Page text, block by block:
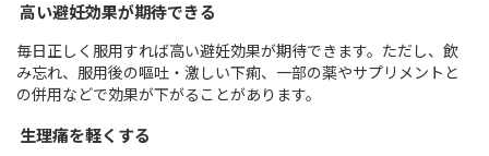
高い避妊効果が期待できる
毎日正しく服用すれば高い避妊効果が期待できます。ただし、飲
み忘れ、服用後の嘔吐・激しい下痢、一部の薬やサプリメントと
の併用などで効果が下がることがあります。
生理痛を軽くする